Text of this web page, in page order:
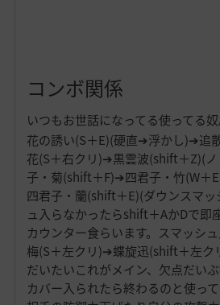
コンボ関係
いつもお世話になってる使ってる
花の誘い(S＋E)(硬直➔浮かし)➔追
花(S＋右クリ)➔黒雲波(shift＋Z)(
子・菊(shift＋F)➔四君子・竹(W＋
四君子・蘭(shift＋E)(ダウンスマ
ュ入らなかったらshift＋AかDで即
カウンター食らいます。スマッシ
梅(S＋左クリ)➔蝶旋迅(shift＋左ク
だいたいこれがメイン、欠点だい
カバー入られたら終わるのと使っ